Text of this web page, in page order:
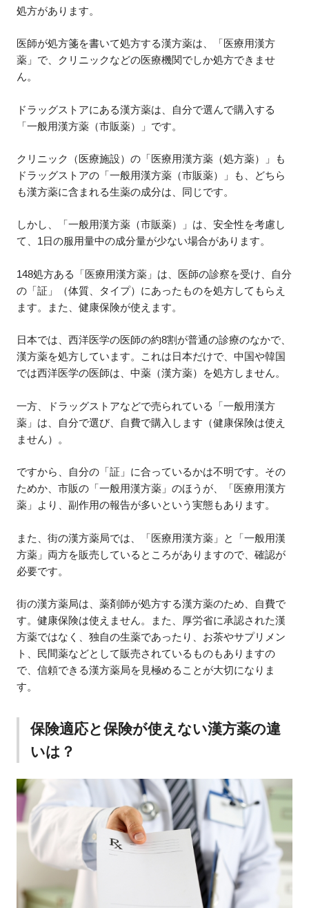
処方があります。
医師が処方箋を書いて処方する漢方薬は、「医療用漢方
薬」で、クリニックなどの医療機関でしか処方できませ
ん。
ドラッグストアにある漢方薬は、自分で選んで購入する
「一般用漢方薬（市販薬）」です。
クリニック（医療施設）の「医療用漢方薬（処方薬）」も
ドラッグストアの「一般用漢方薬（市販薬）」も、どちら
も漢方薬に含まれる生薬の成分は、同じです。
しかし、「一般用漢方薬（市販薬）」は、安全性を考慮し
て、1日の服用量中の成分量が少ない場合があります。
148処方ある「医療用漢方薬」は、医師の診察を受け、自分
の「証」（体質、タイプ）にあったものを処方してもらえ
ます。また、健康保険が使えます。
日本では、西洋医学の医師の約8割が普通の診療のなかで、
漢方薬を処方しています。これは日本だけで、中国や韓国
では西洋医学の医師は、中薬（漢方薬）を処方しません。
一方、ドラッグストアなどで売られている「一般用漢方
薬」は、自分で選び、自費で購入します（健康保険は使え
ません）。
ですから、自分の「証」に合っているかは不明です。その
ためか、市販の「一般用漢方薬」のほうが、「医療用漢方
薬」より、副作用の報告が多いという実態もあります。
また、街の漢方薬局では、「医療用漢方薬」と「一般用漢
方薬」両方を販売しているところがありますので、確認が
必要です。
街の漢方薬局は、薬剤師が処方する漢方薬のため、自費で
す。健康保険は使えません。また、厚労省に承認された漢
方薬ではなく、独自の生薬であったり、お茶やサプリメン
ト、民間薬などとして販売されているものもありますの
で、信頼できる漢方薬局を見極めることが大切になりま
す。
保険適応と保険が使えない漢方薬の違
いは？